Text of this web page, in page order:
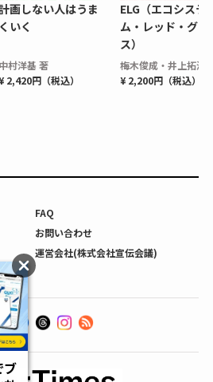
画しない人はうま
くいく
中村洋基 著
2,420円（税込）
ELG（エコシステ
ム・レッド・グロ
ス）
梅木俊成・井上拓海
¥ 2,200円（税込）
FAQ
お問い合わせ
運営会社(株式会社宣伝会議)
ブ